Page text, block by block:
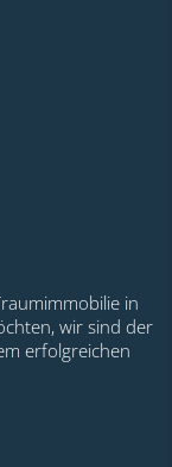
in
wir sind der
erfolgreichen